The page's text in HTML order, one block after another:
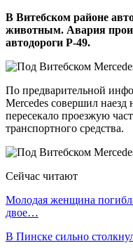
В Витебском районе
животным. Авария
автодороги P-49.
По предварительной
Mercedes cовершил наезд
пересекало проезжую
транспортного средства.
Сейчас читают
Молодая женщина
двое…
В Пинске сильно